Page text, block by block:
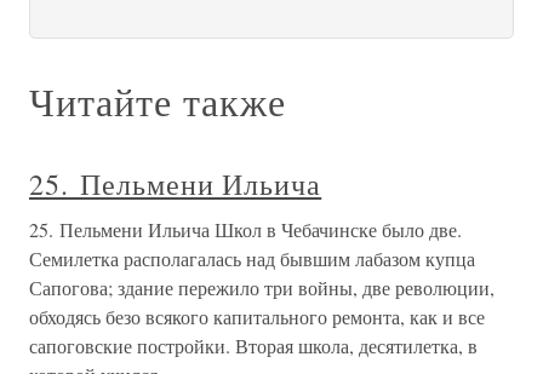
Читайте также
25. Пельмени Ильича
25. Пельмени Ильича Школ в Чебачинске было две.
Семилетка располагалась над бывшим лабазом купца
Сапогова; здание пережило три войны, две революции,
обходясь безо всякого капитального ремонта, как и все
сапоговские постройки. Вторая школа, десятилетка, в